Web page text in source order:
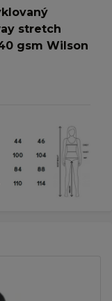
stretch
gsm Wilson